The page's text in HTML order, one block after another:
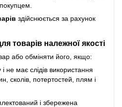
здійснюється за рахунок
товарів належної якості
або обміняти його, якщо:
не має слідів використання
сколів, потертостей, плям і
і збережена